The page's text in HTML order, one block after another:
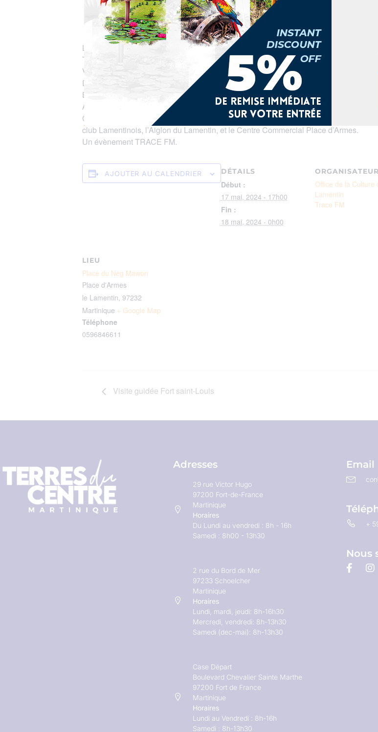
Les vendredi 17 et samedi 18 mai viens t’éclater à BASKETS EN FOLIE !!!
Tu as 4 ans, 10 ans, ou tu es ado … Alors viens t’initier au basket 3×3
Viens découvrir le basket fauteuil, assister aux tournois et même y participer en
DJ !!!
BASKETS EN FOLIE, c’est aussi la possibilité de faire customiser gratuitement tes
Alors vendredi 17 mai à 17h00 et samedi 18 à partir de 9h00, rejoins-nous sur la
Commercial, avec la Ville du Lamentin, l’Office des sports & l’Office de la culture du
club Lamentinois, l’Aiglon du Lamentin, et le Centre Commercial Place d’Armes.
Un évènement TRACE FM.
AJOUTER AU CALENDRIER DÉTAILS
Début :
17 mai, 2024 - 17h00
Fin :
18 mai, 2024 - 0h00
Office de la Culture
Lamentin
Trace FM
LIEU
Place du Neg Mawon
Place d'Armes
le Lamentin, 97232
Martinique + Google Map
Téléphone
0596846611
Visite guidée Fort saint-Louis
Adresses
29 rue Victor Hugo
97200 Fort-de-France
Martinique
Horaires
Du Lundi au vendredi : 8h - 16h
Samedi : 8h00 - 13h30
2 rue du Bord de Mer
97233 Schoelcher
Martinique
Horaires
Lundi, mardi, jeudi: 8h-16h30
Mercredi, vendredi: 8h-13h30
Samedi (dec-mai): 8h-13h30
Case Départ
Boulevard Chevalier Sainte Marthe
97200 Fort de France
Martinique
Horaires
Lundi au Vendredi : 8h-16h
Samedi : 8h-13h30
Email
+
Nous